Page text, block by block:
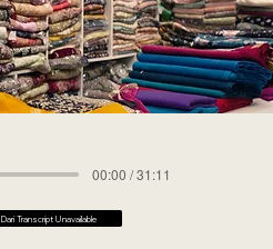
00:00 / 31:11
Dari Transcript Unavailable